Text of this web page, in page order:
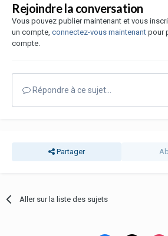
Rejoindre la conversation
Vous pouvez publier maintenant et vous
un compte, connectez-vous maintenant pour
compte.
Répondre à ce sujet…
Partager
Aller sur la liste des sujets